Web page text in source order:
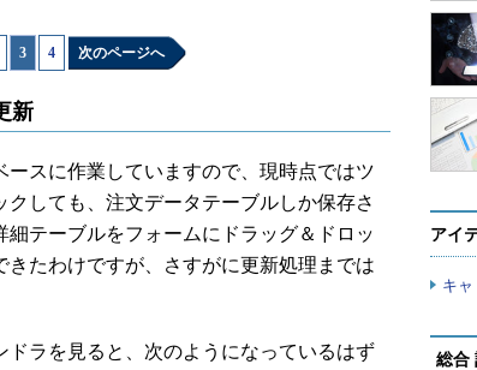
3 4 次のページへ
新
スに作業していますので、現時点ではツ
しても、注文データテーブルしか保存さ
テーブルをフォームにドラッグ＆ドロッ
たわけですが、さすがに更新処理までは
ラを見ると、次のようになっているはず
アイ
キ
総合